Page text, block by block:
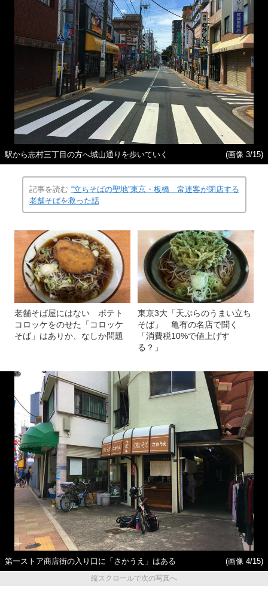
駅から志村三丁目の方へ城山通りを歩いていく (画像 3/15)
記事を読む “立ちそばの聖地”東京・板橋 常連客が閉店する
老舗そばを救った話
老舗そば屋にはない ポテト
コロッケをのせた「コロッケ
そば」はありか、なしか問題
東京3大「天ぷらのうまい立ち
そば」 亀有の名店で聞く
「消費税10%で値上げす
る？」
第一ストア商店街の入り口に「さかうえ」はある
(画像 4/15)
縦スクロールで次の写真へ